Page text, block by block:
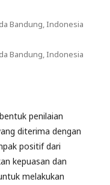
Bandung, Indonesia
Bandung, Indonesia
penilaian
diterima dengan
positif dari
kepuasan dan
melakukan